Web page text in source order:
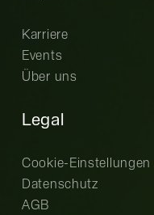
Karriere
Events
Über uns
Legal
Cookie-Einstellungen
Datenschutz
AGB